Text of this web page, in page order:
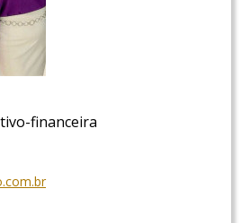
financeira